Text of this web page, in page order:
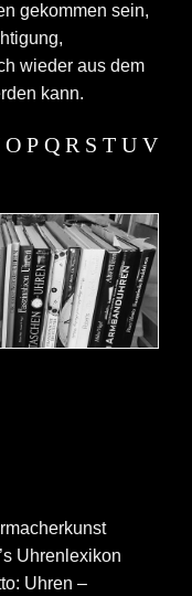
gekommen sein,
wieder aus dem
kann.
O P Q R S T U V
Uhrenlexikon
Uhren –